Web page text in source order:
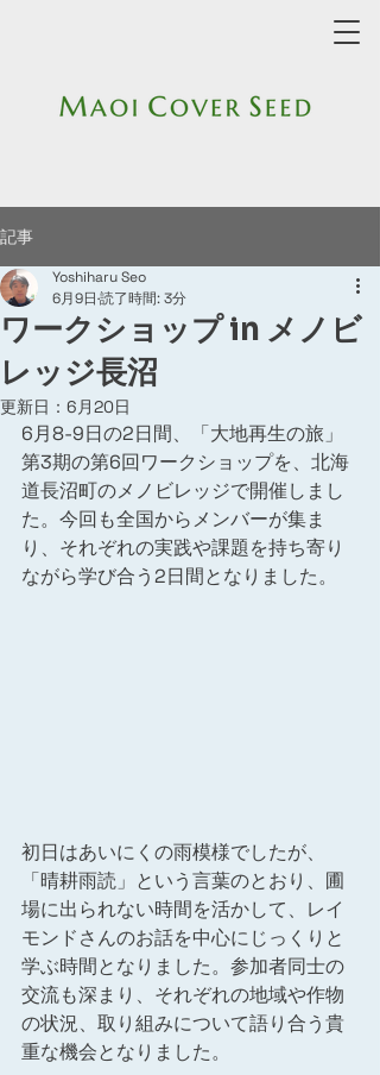
記事
ワークショップ in メノビ
レッジ長沼
Yoshiharu Seo
6月9日 読了時間: 3分
更新日： 6月20日
6月8-9日の2日間、「大地再生の旅」
第3期の第6回ワークショップを、北海
道長沼町のメノビレッジで開催しまし
た。今回も全国からメンバーが集ま
り、それぞれの実践や課題を持ち寄り
ながら学び合う2日間となりました。
初日はあいにくの雨模様でしたが、
「晴耕雨読」という言葉のとおり、圃
場に出られない時間を活かして、レイ
モンドさんのお話を中心にじっくりと
学ぶ時間となりました。参加者同士の
交流も深まり、それぞれの地域や作物
の状況、取り組みについて語り合う貴
重な機会となりました。